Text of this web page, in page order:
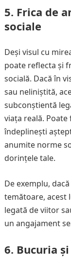
5. Frica de
sociale
Deși visul cu
poate reflecta și
socială. Dacă în
sau neliniștită,
subconștientă
viața reală.
îndeplinești
anumite norme
dorințele tale.
De exemplu,
temătoare, acest
legată de viitor
un angajament
6. Bucuria